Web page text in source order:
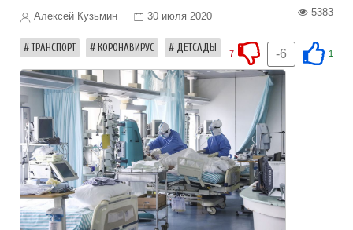
Алексей Кузьмин 30 июля 2020 5383
ТРАНСПОРТ КОРОНАВИРУС ДЕТСАДЫ 1
-6
7